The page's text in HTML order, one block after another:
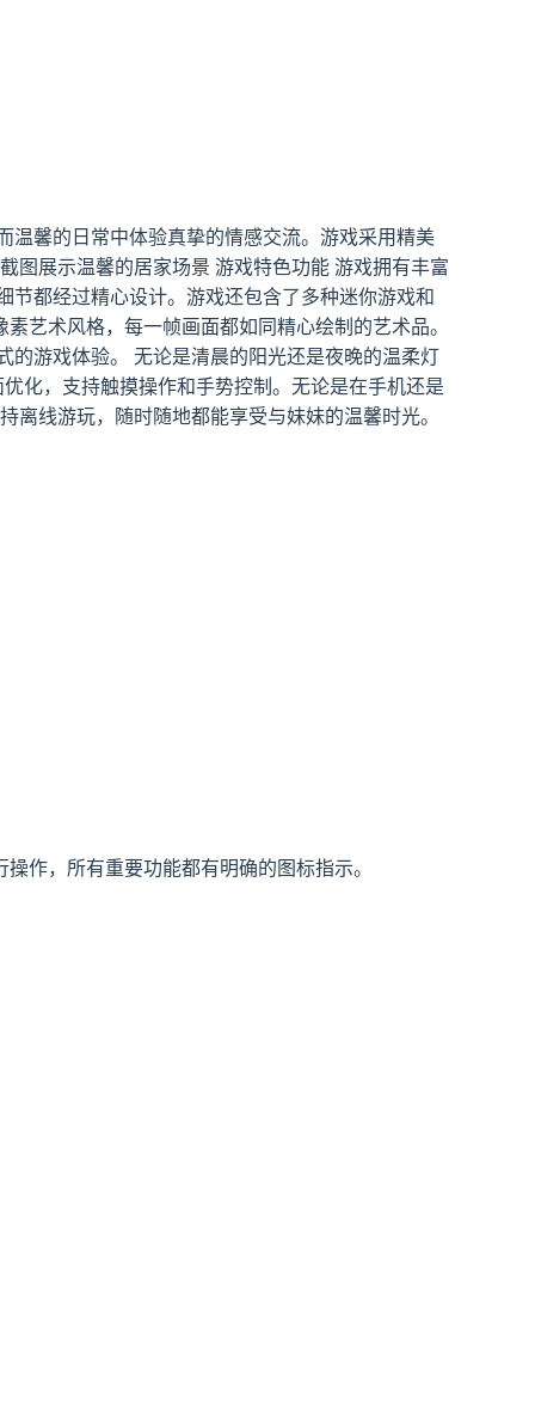
温馨的日常中体验真挚的情感交流。游戏采用精美
图展示温馨的居家场景 游戏特色功能 游戏拥有丰富
都经过精心设计。游戏还包含了多种迷你游戏和
艺术风格，每一帧画面都如同精心绘制的艺术品。
游戏体验。 无论是清晨的阳光还是夜晚的温柔灯
化，支持触摸操作和手势控制。无论是在手机还是
线游玩，随时随地都能享受与妹妹的温馨时光。
作，所有重要功能都有明确的图标指示。